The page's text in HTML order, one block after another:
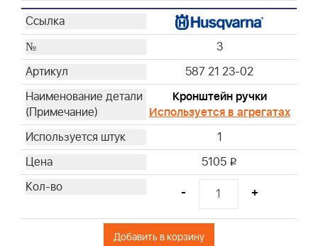
3
587 21 23-02
Кронштейн ручки
Используется в агрегатах
1
5105 i
- +
Добавить в корзину